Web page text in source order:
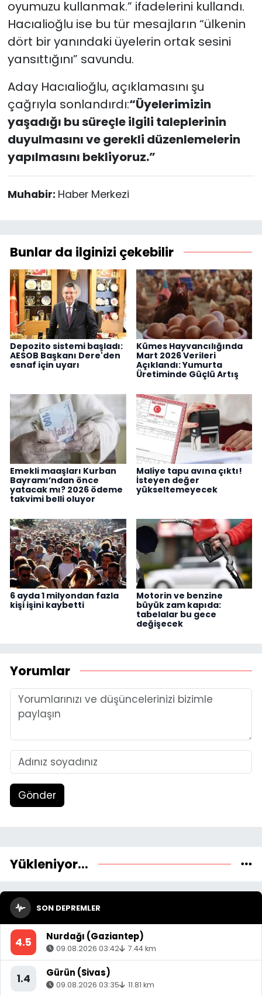
oyumuzu kullanmak.” ifadelerini kullandı.
Hacıalioğlu ise bu tür mesajların “ülkenin
dört bir yanındaki üyelerin ortak sesini
yansıttığını” savundu.
Aday Hacıalioğlu, açıklamasını şu
çağrıyla sonlandırdı:“Üyelerimizin
yaşadığı bu süreçle ilgili taleplerinin
duyulmasını ve gerekli düzenlemelerin
yapılmasını bekliyoruz.”
Muhabir: Haber Merkezi
Bunlar da ilginizi çekebilir
Depozito sistemi başladı:
AESOB Başkanı Dere'den
esnaf için uyarı
Kümes Hayvancılığında
Mart 2026 Verileri
Açıklandı: Yumurta
Üretiminde Güçlü Artış
Emekli maaşları Kurban
Bayramı’ndan önce
yatacak mı? 2026 ödeme
takvimi belli oluyor
Maliye tapu avına çıktı!
İsteyen değer
yükseltemeyecek
6 ayda 1 milyondan fazla
kişi işini kaybetti
Motorin ve benzine
büyük zam kapıda:
tabelalar bu gece
değişecek
Yorumlar
Gönder
Yükleniyor...
SON DEPREMLER
4.5 Nurdağı (Gaziantep)
09.08.2026 03:42 7.44 km
1.4 Gürün (Sivas)
09.08.2026 03:35 11.81 km